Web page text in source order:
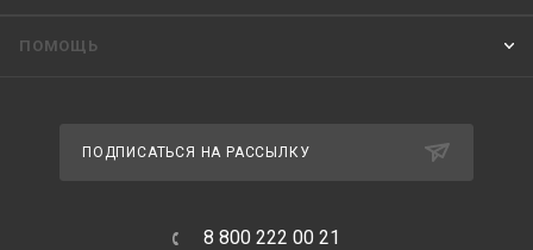
ПОМОЩЬ
ПОДПИСАТЬСЯ НА РАССЫЛКУ
8 800 222 00 21